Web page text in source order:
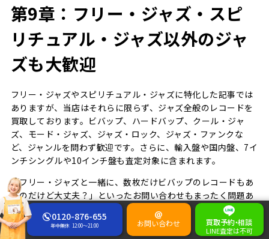
第9章：フリー・ジャズ・スピ
リチュアル・ジャズ以外のジャ
ズも大歓迎
フリー・ジャズやスピリチュアル・ジャズに特化した記事では
ありますが、当店はそれらに限らず、ジャズ全般のレコードを
買取しております。ビバップ、ハードバップ、クール・ジャ
ズ、モード・ジャズ、ジャズ・ロック、ジャズ・ファンクな
ど、ジャンルを問わず歓迎です。さらに、輸入盤や国内盤、7イ
ンチシングルや10インチ盤も査定対象に含まれます。
「フリー・ジャズと一緒に、数枚だけビバップのレコードもあ
るのだけど大丈夫？」といったお問い合わせもまったく問題あ
りません。むしろ、複数のジャンルやタイトルが混ざっていた
ほうが査定額が上がる可能性もあります。ぜひ、一括でのご依
頼を検討してください。
0120-876-655
12:00～21:00
年中無休 お問い合わせ 買取予約・相談
LINE査定は不可